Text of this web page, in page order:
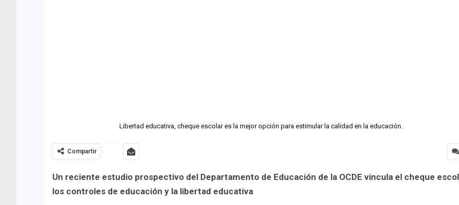
Libertad educativa, cheque escolar es la mejor opción para estimular la calidad en la educación.
Compartir
Un reciente estudio prospectivo del Departamento de Educación de la OCDE vincula el cheque
los controles de educación y la libertad educativa